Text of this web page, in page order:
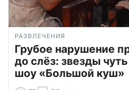
РАЗВЛЕЧЕНИЯ
Грубое нарушение
до слёз: звезды
шоу «Большой куш»